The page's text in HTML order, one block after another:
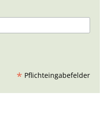
* Pflichteingabefelder